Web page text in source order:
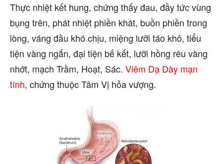
Thực nhiệt kết hung, chứng thấy đau, đầy tức vùng
bụng trên, phát nhiệt phiền khát, buồn phiền trong
lòng, váng đầu khó chịu, miệng lưỡi táo khô, tiểu
tiện vàng ngắn, đại tiện bế kết, lưỡi hồng rêu vàng
nhớt, mạch Trầm, Hoạt, Sác. Viêm Dạ Dày mạn
tính, chứng thuộc Tâm Vị hỏa vượng.